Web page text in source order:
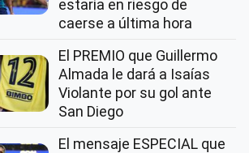
estaría en riesgo de
caerse a última hora
El PREMIO que Guillermo
Almada le dará a Isaías
Violante por su gol ante
San Diego
El mensaje ESPECIAL que